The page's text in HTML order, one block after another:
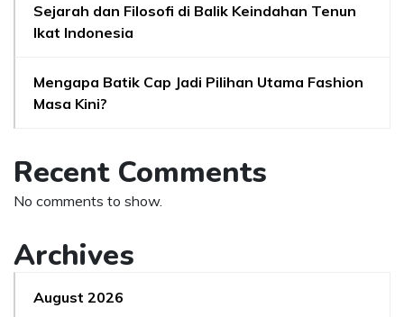
Sejarah dan Filosofi di Balik Keindahan Tenun
Ikat Indonesia
Mengapa Batik Cap Jadi Pilihan Utama Fashion
Masa Kini?
Recent Comments
No comments to show.
Archives
August 2026